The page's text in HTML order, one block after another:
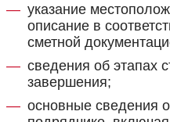
указание
описание в
сметной
сведения об этапах
завершения;
основные сведения